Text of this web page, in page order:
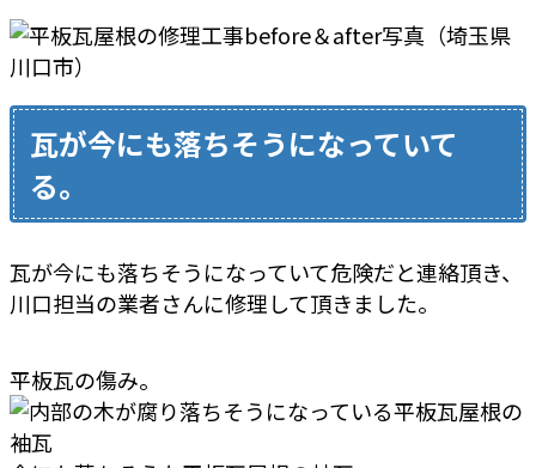
瓦が今にも落ちそうになっていて
る。
瓦が今にも落ちそうになっていて危険だと連絡頂き、
川口担当の業者さんに修理して頂きました。
平板瓦の傷み。